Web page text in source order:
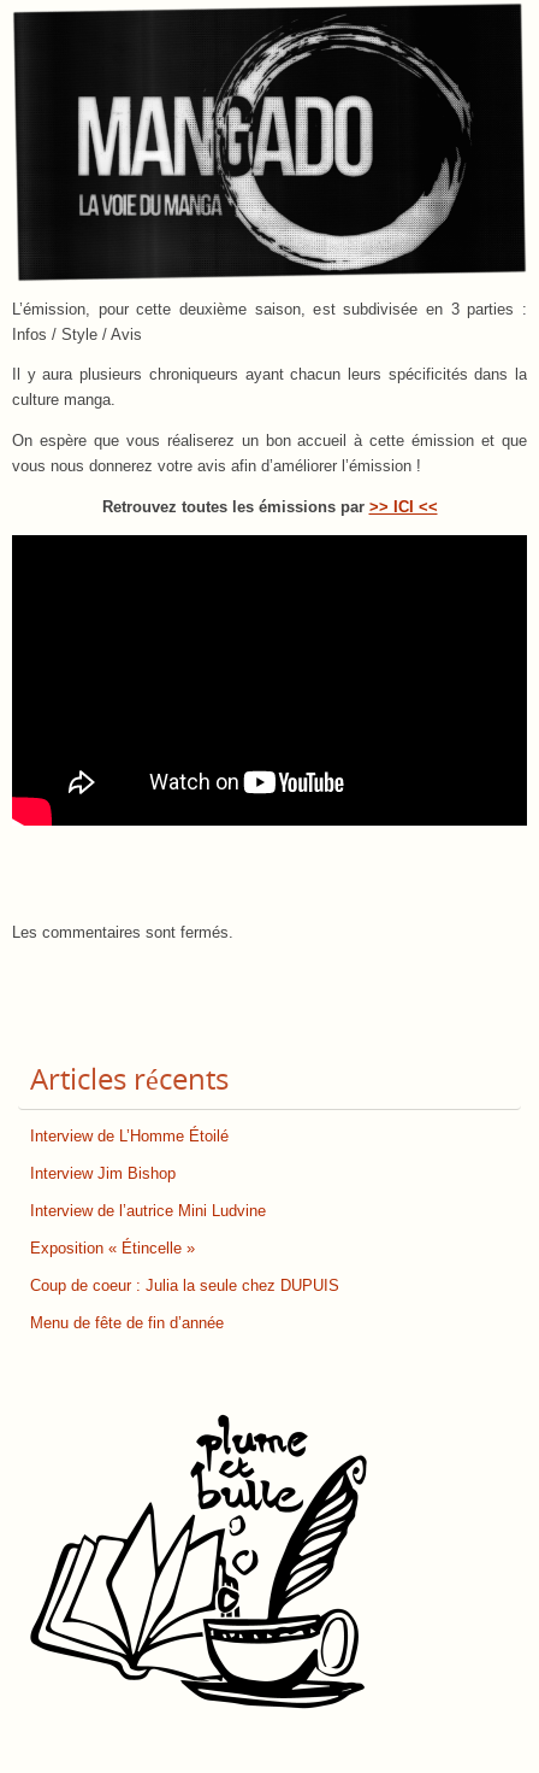
L’émission, pour cette deuxième saison, est subdivisée en 3 parties :
Infos / Style / Avis
Il y aura plusieurs chroniqueurs ayant chacun leurs spécificités dans la
culture manga.
On espère que vous réaliserez un bon accueil à cette émission et que
vous nous donnerez votre avis afin d’améliorer l’émission !
Retrouvez toutes les émissions par >> ICI <<
Les commentaires sont fermés.
Articles récents
Interview de L’Homme Étoilé
Interview Jim Bishop
Interview de l’autrice Mini Ludvine
Exposition « Étincelle »
Coup de coeur : Julia la seule chez DUPUIS
Menu de fête de fin d’année